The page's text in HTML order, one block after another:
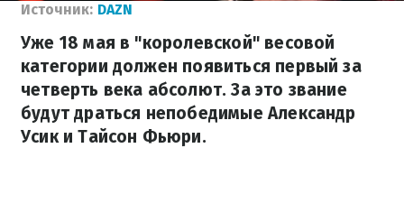
Источник: DAZN
Уже 18 мая в "королевской" весовой
категории должен появиться первый за
четверть века абсолют. За это звание
будут драться непобедимые Александр
Усик и Тайсон Фьюри.